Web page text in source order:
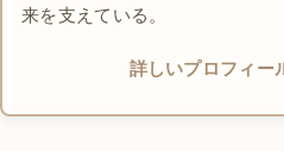
来を支えている。
詳しいプロフィー